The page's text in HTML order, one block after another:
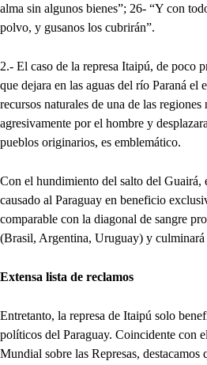
alma sin algunos bienes”; 26- “Y con
polvo, y gusanos los cubrirán”.
2.- El caso de la represa Itaipú, de poco
que dejara en las aguas del río Paraná el
recursos naturales de una de las
agresivamente por el hombre y
pueblos originarios, es emblemático.
Con el hundimiento del salto del Guairá,
causado al Paraguay en beneficio
comparable con la diagonal de sangre
(Brasil, Argentina, Uruguay) y culminará
Extensa lista de reclamos
Entretanto, la represa de Itaipú solo
políticos del Paraguay. Coincidente con
Mundial sobre las Represas,